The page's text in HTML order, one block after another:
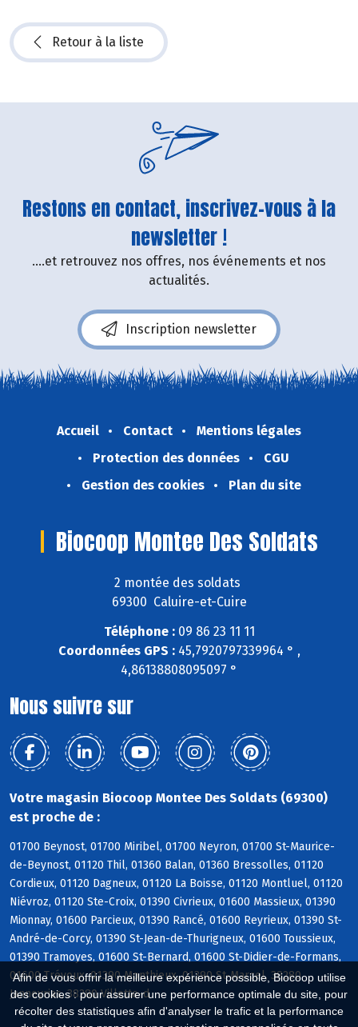
Afin de vous offrir la meilleure expérience possible, Biocoop utilise
des cookies : pour assurer une performance optimale du site, pour
récolter des statistiques afin d'analyser le trafic et la performance
Retour à la liste
Restons en contact, inscrivez-vous à la
newsletter !
....et retrouvez nos offres, nos événements et nos
actualités.
Inscription newsletter
Accueil Contact
Mentions légales
Protection des données
CGU
Gestion des cookies
Plan du site
Biocoop Montee Des Soldats
2 montée des soldats
69300 Caluire-et-Cuire
Téléphone :09 86 23 11 11
Coordonnées GPS :45,7920797339964 ° ,
4,86138808095097 °
Nous suivre sur
Votre magasin Biocoop Montee Des Soldats (69300)
est proche de :
01700 Beynost, 01700 Miribel, 01700 Neyron, 01700 St-Maurice-
de-Beynost, 01120 Thil, 01360 Balan, 01360 Bressolles, 01120
Cordieux, 01120 Dagneux, 01120 La Boisse, 01120 Montluel, 01120
Niévroz, 01120 Ste-Croix, 01390 Civrieux, 01600 Massieux, 01390
Mionnay, 01600 Parcieux, 01390 Rancé, 01600 Reyrieux, 01390 St-
André-de-Corcy, 01390 St-Jean-de-Thurigneux, 01600 Toussieux,
01390 Tramoyes, 01600 St-Bernard, 01600 St-Didier-de-Formans,
01600 Trévoux, 01390 Monthieux, 01390 St-Marcel, 38280
Janneyrias, 38280 Villette-d